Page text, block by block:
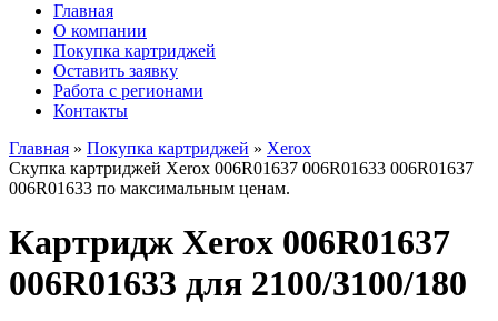
Главная
О компании
Покупка картриджей
Оставить заявку
Работа с регионами
Контакты
Главная » Покупка картриджей » Xerox
Скупка картриджей Xerox 006R01637 006R01633 006R01637
006R01633 по максимальным ценам.
Картридж Xerox 006R01637
006R01633 для 2100/3100/180